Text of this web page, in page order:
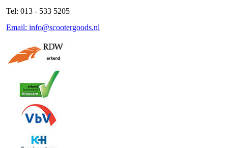
Tel: 013 - 533 5205
Email: info@scootergoods.nl